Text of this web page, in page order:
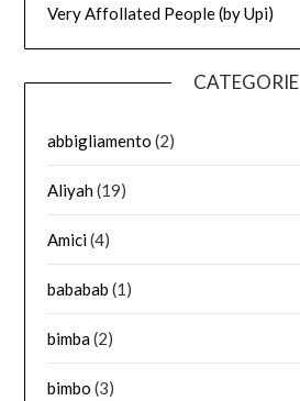
Very Affollated People (by Upi)
CATEGORIE
abbigliamento (2)
Aliyah(19)
Amici(4)
bababab (1)
bimba(2)
bimbo (3)